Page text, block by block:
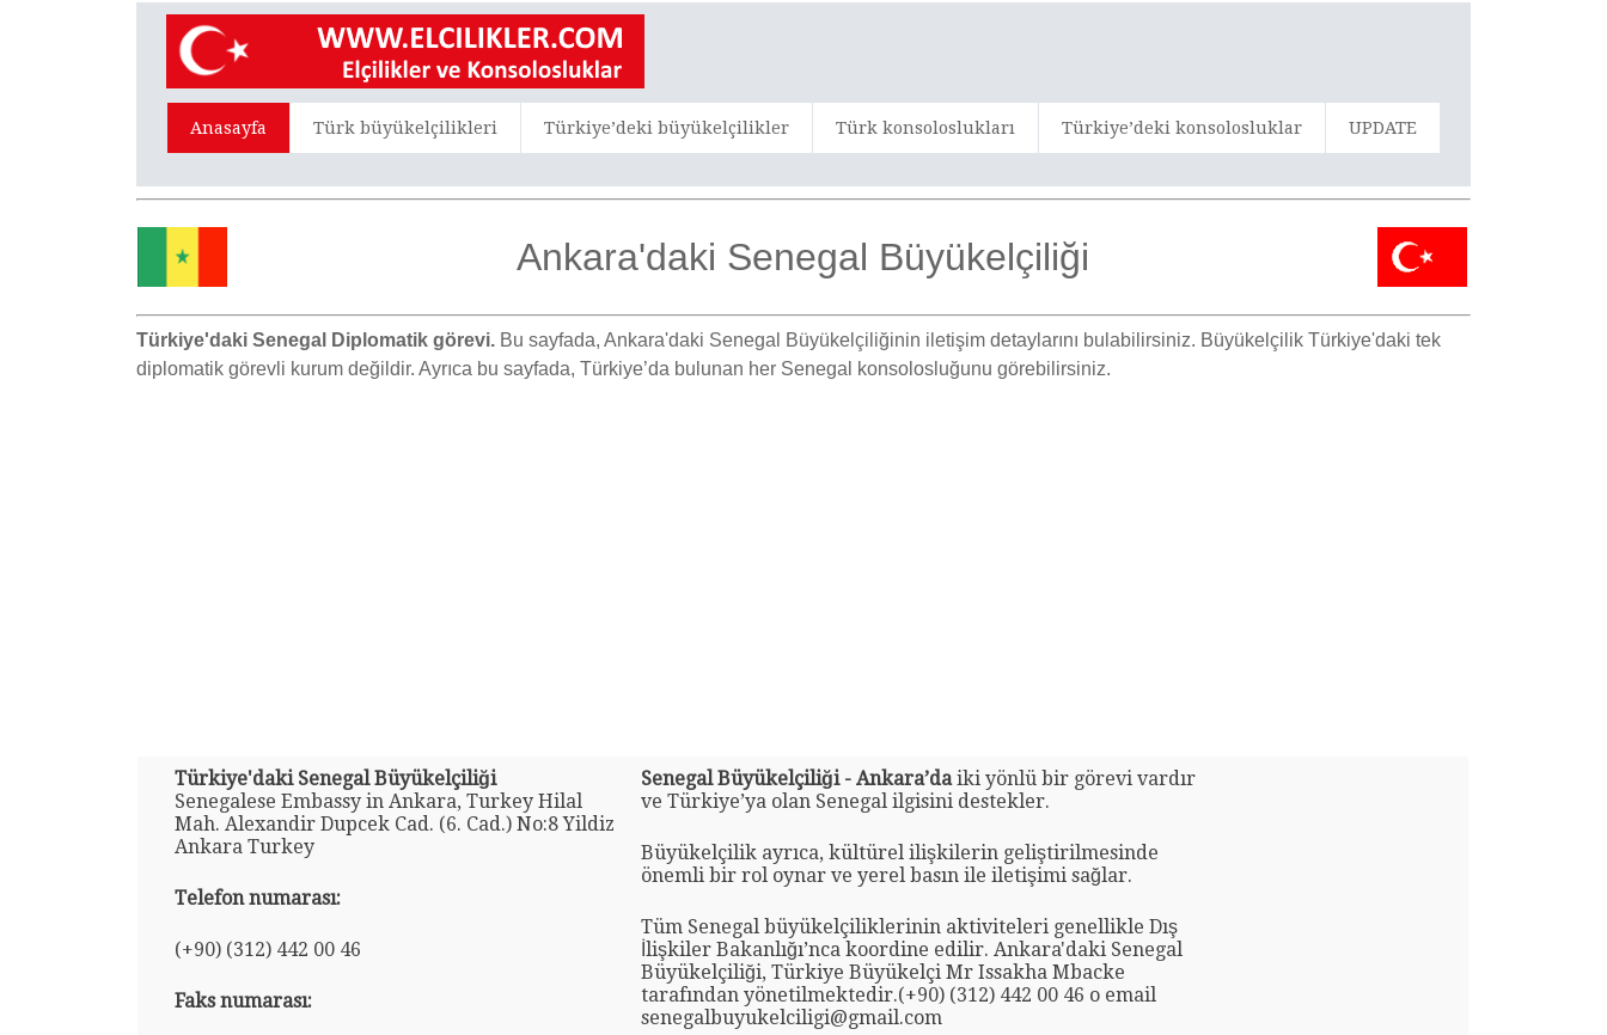
Anasayfa Türk büyükelçilikleri Türkiye’deki büyükelçilikler Türk konsoloslukları Türkiye’deki konsolosluklar UPDATE
Ankara'daki Senegal Büyükelçiliği
Türkiye'daki Senegal Diplomatik görevi. Bu sayfada, Ankara'daki Senegal Büyükelçiliğinin iletişim detaylarını bulabilirsiniz. Büyükelçilik Türkiye'daki tek
diplomatik görevli kurum değildir. Ayrıca bu sayfada, Türkiye’da bulunan her Senegal konsolosluğunu görebilirsiniz.
Türkiye'daki Senegal Büyükelçiliği
Senegalese Embassy in Ankara, Turkey Hilal
Mah. Alexandir Dupcek Cad. (6. Cad.) No:8 Yildiz
Ankara Turkey
Telefon numarası:
(+90) (312) 442 00 46
Faks numarası:
Senegal Büyükelçiliği - Ankara’daiki yönlü bir görevi vardır
ve Türkiye’ya olan Senegal ilgisini destekler.
Büyükelçilik ayrıca, kültürel ilişkilerin geliştirilmesinde
önemli bir rol oynar ve yerel basın ile iletişimi sağlar.
Tüm Senegal büyükelçiliklerinin aktiviteleri genellikle Dış
İlişkiler Bakanlığı’nca koordine edilir. Ankara'daki Senegal
Büyükelçiliği, Türkiye Büyükelçi Mr Issakha Mbacke
tarafından yönetilmektedir.(+90) (312) 442 00 46 o email
senegalbuyukelciligi@gmail.com